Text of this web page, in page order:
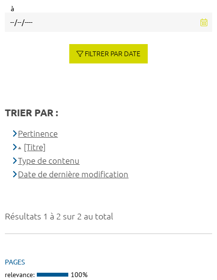
Résultats 1 à 2 sur 2 au total
PAGES
relevance: 100%
à
FILTRER PAR DATE
TRIER PAR :
Pertinence
[Titre]
Type de contenu
Date de dernière modification